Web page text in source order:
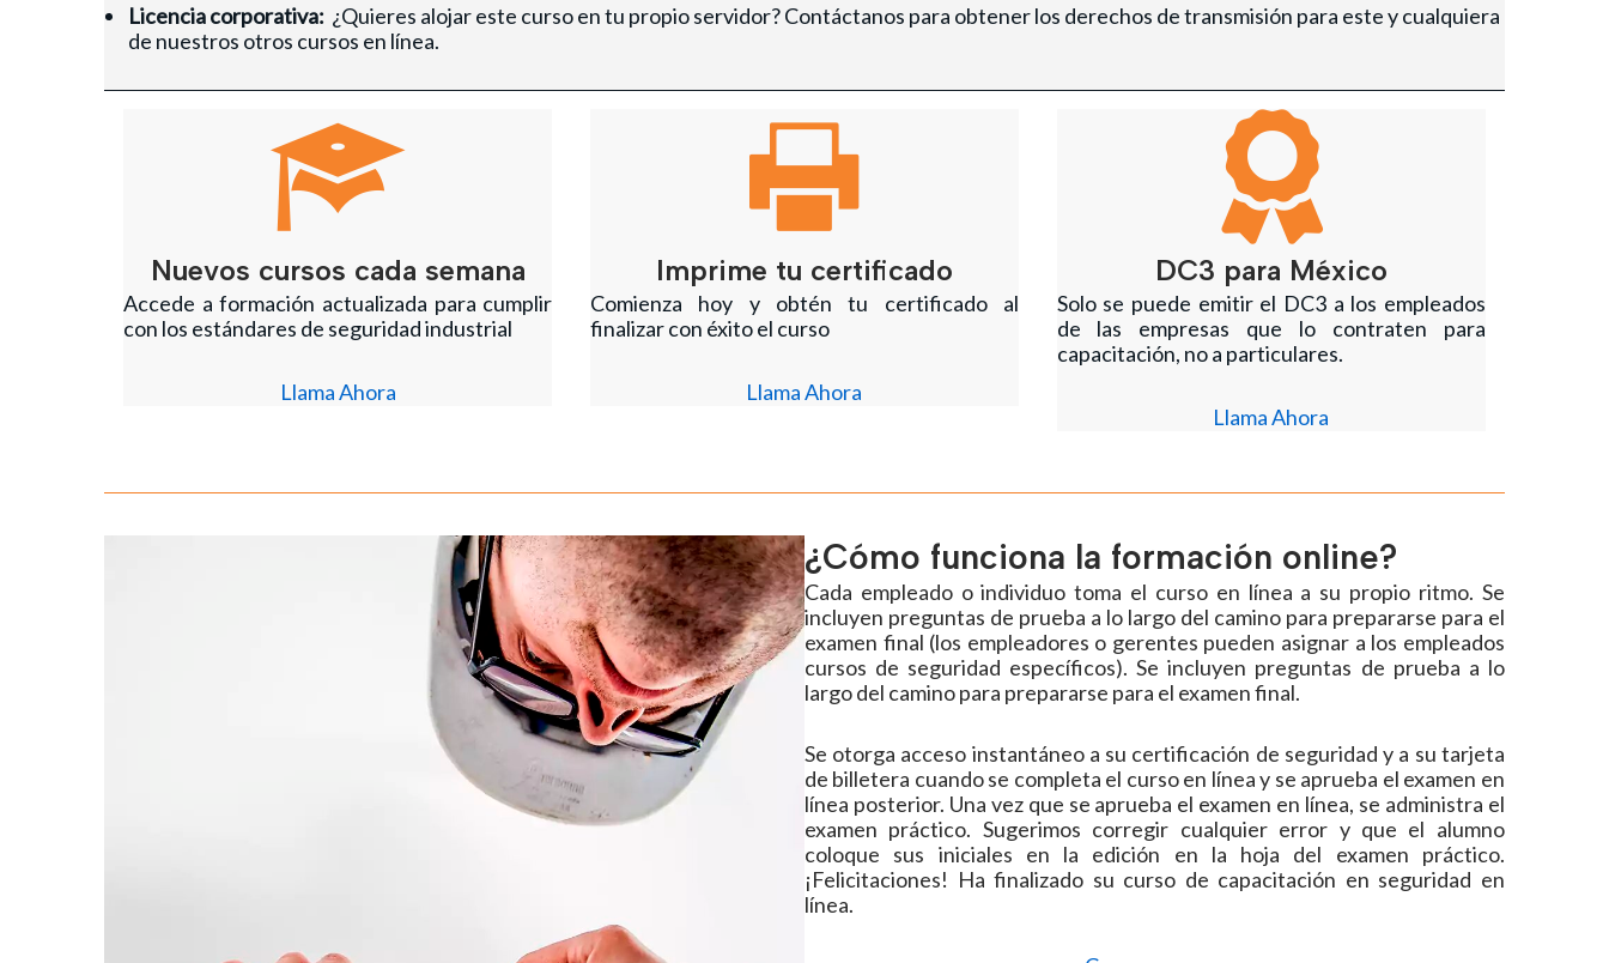
Licencia corporativa: ¿Quieres alojar este curso en tu propio servidor? Contáctanos para obtener los derechos de transmisión para este y cualquiera
de nuestros otros cursos en línea.
Nuevos cursos cada semana
Accede a formación actualizada para cumplir
con los estándares de seguridad industrial
Llama Ahora
Imprime tu certificado
Comienza hoy y obtén tu certificado al
finalizar con éxito el curso
Llama Ahora
DC3 para México
Solo se puede emitir el DC3 a los empleados
de las empresas que lo contraten para
capacitación, no a particulares.
Llama Ahora
¿Cómo funciona la formación online?
Cada empleado o individuo toma el curso en línea a su propio ritmo. Se
incluyen preguntas de prueba a lo largo del camino para prepararse para el
examen final (los empleadores o gerentes pueden asignar a los empleados
cursos de seguridad específicos). Se incluyen preguntas de prueba a lo
largo del camino para prepararse para el examen final.
Se otorga acceso instantáneo a su certificación de seguridad y a su tarjeta
de billetera cuando se completa el curso en línea y se aprueba el examen en
línea posterior. Una vez que se aprueba el examen en línea, se administra el
examen práctico. Sugerimos corregir cualquier error y que el alumno
coloque sus iniciales en la edición en la hoja del examen práctico.
¡Felicitaciones! Ha finalizado su curso de capacitación en seguridad en
línea.